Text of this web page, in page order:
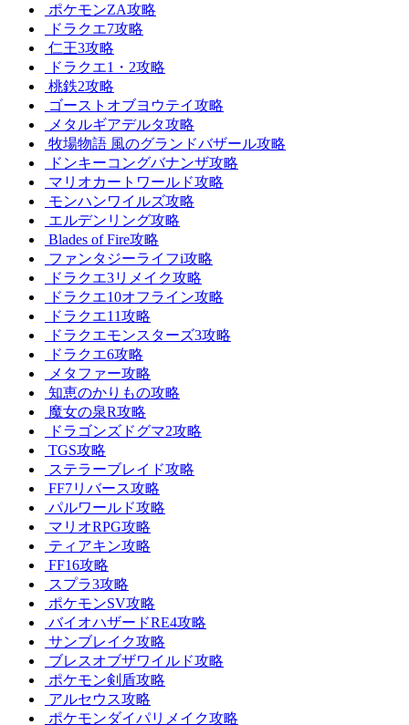
ポケモンZA攻略
ドラクエ7攻略
仁王3攻略
ドラクエ1・2攻略
桃鉄2攻略
ゴーストオブヨウテイ攻略
メタルギアデルタ攻略
牧場物語 風のグランドバザール攻略
ドンキーコングバナンザ攻略
マリオカートワールド攻略
モンハンワイルズ攻略
エルデンリング攻略
Blades of Fire攻略
ファンタジーライフi攻略
ドラクエ3リメイク攻略
ドラクエ10オフライン攻略
ドラクエ11攻略
ドラクエモンスターズ3攻略
ドラクエ6攻略
メタファー攻略
知恵のかりもの攻略
魔女の泉R攻略
ドラゴンズドグマ2攻略
TGS攻略
ステラーブレイド攻略
FF7リバース攻略
パルワールド攻略
マリオRPG攻略
ティアキン攻略
FF16攻略
スプラ3攻略
ポケモンSV攻略
バイオハザードRE4攻略
サンブレイク攻略
ブレスオブザワイルド攻略
ポケモン剣盾攻略
アルセウス攻略
ポケモンダイパリメイク攻略